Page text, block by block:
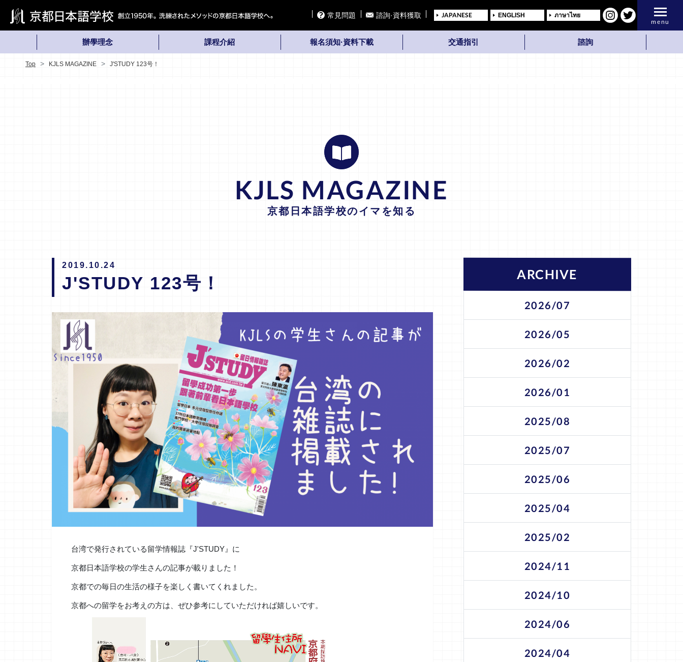
常見問題 諮詢·資料獲取 JAPANESE ENGLISH ภาษาไทย
menu
辦學理念 課程介紹 報名須知·資料下載 交通指引 諮詢
Top KJLS MAGAZINE J'STUDY 123号！
KJLS MAGAZINE
京都日本語学校のイマを知る
2019.10.24
J'STUDY 123号！
台湾で発行されている留学情報誌『J'STUDY』に
京都日本語学校の学生さんの記事が載りました！
京都での毎日の生活の様子を楽しく書いてくれました。
京都への留学をお考えの方は、ぜひ参考にしていただければ嬉しいです。
ARCHIVE
2026/07
2026/05
2026/02
2026/01
2025/08
2025/07
2025/06
2025/04
2025/02
2024/11
2024/10
2024/06
2024/04